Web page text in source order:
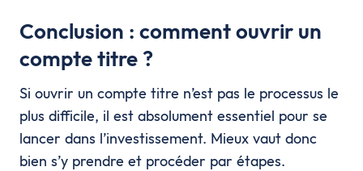
Conclusion : comment ouvrir un
compte titre ?
Si ouvrir un compte titre n’est pas le processus le
plus difficile, il est absolument essentiel pour se
lancer dans l’investissement. Mieux vaut donc
bien s’y prendre et procéder par étapes.